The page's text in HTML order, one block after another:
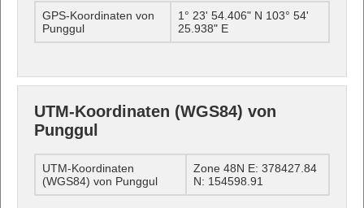
GPS-Koordinaten von
Punggul
1° 23' 54.406" N 103° 54'
25.938" E
UTM-Koordinaten (WGS84) von
Punggul
UTM-Koordinaten
(WGS84) von Punggul
Zone 48N E: 378427.84
N: 154598.91